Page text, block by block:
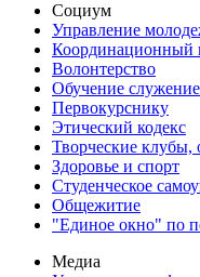
Социум
Управление
Координационный
Волонтерство
Обучение
Первокурснику
Этический кодекс
Творческие клубы,
Здоровье и спорт
Студенческое
Общежитие
"Единое окно" по
Медиа